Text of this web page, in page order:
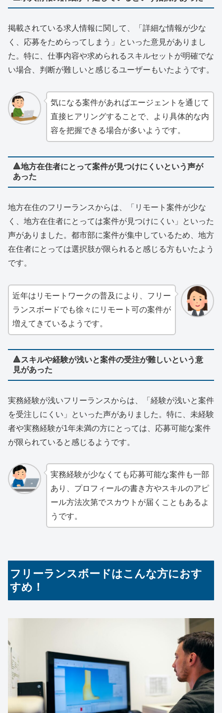
掲載されている求人情報に関して、「詳細な情報が少な
く、応募をためらってしまう」といった意見がありまし
た。特に、仕事内容や求められるスキルセットが明確でな
い場合、判断が難しいと感じるユーザーもいたようです。
気になる案件があればエージェントを通じて
直接ヒアリングすることで、より具体的な内
容を把握できる場合が多いようです。
🔺地方在住者にとって案件が見つけにくいという声が
あった
地方在住のフリーランスからは、「リモート案件が少な
く、地方在住者にとっては案件が見つけにくい」といった
声がありました。都市部に案件が集中しているため、地方
在住者にとっては選択肢が限られると感じる方もいたよう
です。
近年はリモートワークの普及により、フリー
ランスボードでも徐々にリモート可の案件が
増えてきているようです。
🔺スキルや経験が浅いと案件の受注が難しいという意
見があった
実務経験が浅いフリーランスからは、「経験が浅いと案件
を受注しにくい」といった声がありました。特に、未経験
者や実務経験が1年未満の方にとっては、応募可能な案件
が限られていると感じるようです。
実務経験が少なくても応募可能な案件も一部
あり、プロフィールの書き方やスキルのアピ
ール方法次第でスカウトが届くこともあるよ
うです。
フリーランスボードはこんな方におす
すめ！